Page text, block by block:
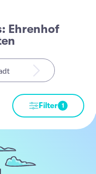
Ehrenhof
Filter 1